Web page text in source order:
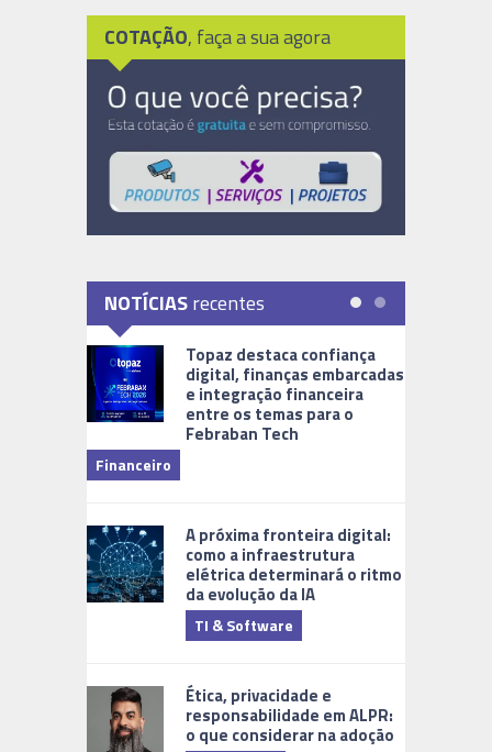
COTAÇÃO, faça a sua agora
NOTÍCIASrecentes
Topaz destaca confiança
digital, finanças embarcadas
e integração financeira
entre os temas para o
Febraban Tech
Financeiro
A próxima fronteira digital:
como a infraestrutura
elétrica determinará o ritmo
da evolução da IA
TI & Software
Ética, privacidade e
responsabilidade em ALPR:
o que considerar na adoção